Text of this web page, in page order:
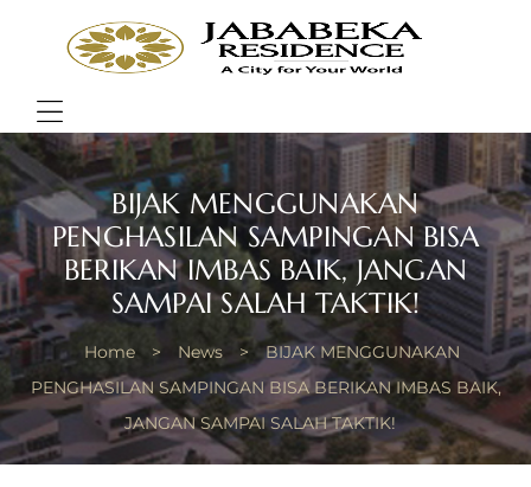
Life
Menu
BIJAK MENGGUNAKAN
PENGHASILAN SAMPINGAN BISA
BERIKAN IMBAS BAIK, JANGAN
SAMPAI SALAH TAKTIK!
Home > News > BIJAK MENGGUNAKAN
PENGHASILAN SAMPINGAN BISA BERIKAN IMBAS BAIK,
JANGAN SAMPAI SALAH TAKTIK!